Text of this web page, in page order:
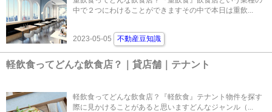
中で２つにわけることができますその中で本日は重飲...
2023-05-05 不動産豆知識
軽飲食ってどんな飲食店？｜貸店舗｜テナント
軽飲食ってどんな飲食店？『軽飲食』テナント物件を探す
際に見かけることがあると思いますどんなジャンル（...